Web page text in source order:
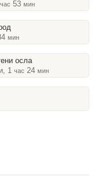
час 53 мин
мин
осла
1 час 24 мин